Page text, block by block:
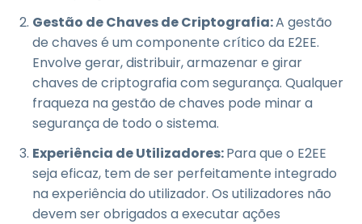
Gestão de Chaves de Criptografia:A gestão
de chaves é um componente crítico da E2EE.
Envolve gerar, distribuir, armazenar e girar
chaves de criptografia com segurança. Qualquer
fraqueza na gestão de chaves pode minar a
segurança de todo o sistema.
Experiência de Utilizadores:Para que o E2EE
seja eficaz, tem de ser perfeitamente integrado
na experiência do utilizador. Os utilizadores não
devem ser obrigados a executar ações